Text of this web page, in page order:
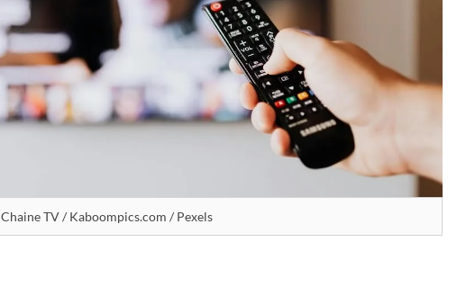
Chaine TV / Kaboompics.com / Pexels